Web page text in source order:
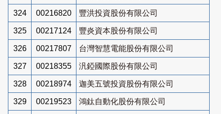
324 00216820 豐洪投資股份有限公司
325 00217124 豐炎資本股份有限公司
326 00217807 台灣智慧電能股份有限公司
327 00218355 汎錏國際股份有限公司
328 00218974 迦美五號投資股份有限公司
329 00219523 鴻鈦自動化股份有限公司